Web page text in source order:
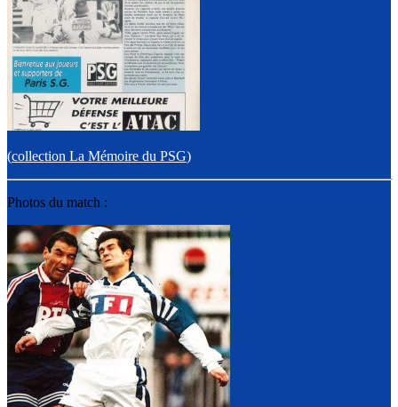
(collection La Mémoire du PSG)
Photos du match :